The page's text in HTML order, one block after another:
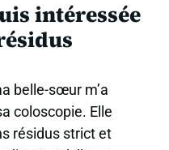
intéressée
belle-sœur m’a
coloscopie. Elle
résidus strict et